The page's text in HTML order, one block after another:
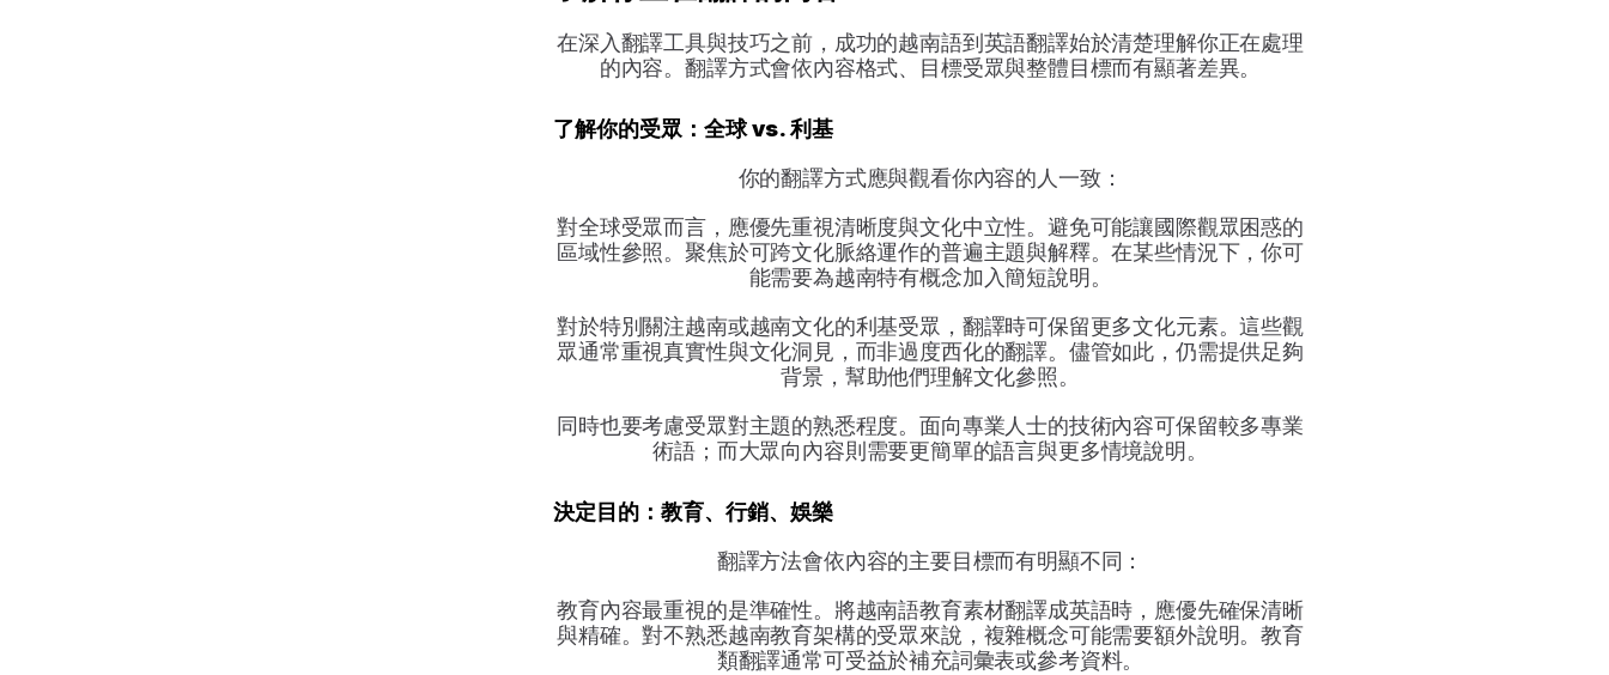
在深入翻譯工具與技巧之前，成功的越南語到英語翻譯始於清楚理解你正在處理
的內容。翻譯方式會依內容格式、目標受眾與整體目標而有顯著差異。
了解你的受眾：全球 vs. 利基
你的翻譯方式應與觀看你內容的人一致：
對全球受眾而言，應優先重視清晰度與文化中立性。避免可能讓國際觀眾困惑的
區域性參照。聚焦於可跨文化脈絡運作的普遍主題與解釋。在某些情況下，你可
能需要為越南特有概念加入簡短說明。
對於特別關注越南或越南文化的利基受眾，翻譯時可保留更多文化元素。這些觀
眾通常重視真實性與文化洞見，而非過度西化的翻譯。儘管如此，仍需提供足夠
背景，幫助他們理解文化參照。
同時也要考慮受眾對主題的熟悉程度。面向專業人士的技術內容可保留較多專業
術語；而大眾向內容則需要更簡單的語言與更多情境說明。
決定目的：教育、行銷、娛樂
翻譯方法會依內容的主要目標而有明顯不同：
教育內容最重視的是準確性。將越南語教育素材翻譯成英語時，應優先確保清晰
與精確。對不熟悉越南教育架構的受眾來說，複雜概念可能需要額外說明。教育
類翻譯通常可受益於補充詞彙表或參考資料。